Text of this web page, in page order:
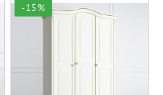
-15%